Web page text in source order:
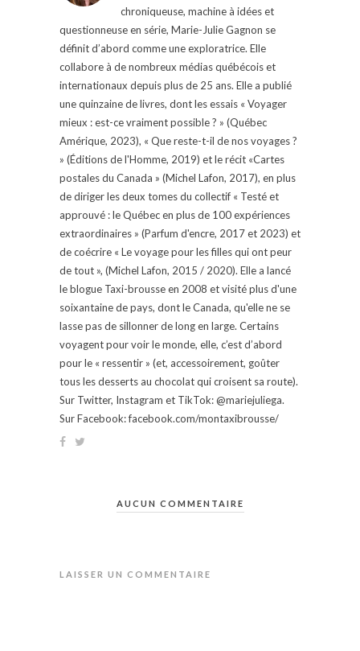
chroniqueuse, machine à idées et
questionneuse en série, Marie-Julie Gagnon se
définit d’abord comme une exploratrice. Elle
collabore à de nombreux médias québécois et
internationaux depuis plus de 25 ans. Elle a publié
une quinzaine de livres, dont les essais « Voyager
mieux : est-ce vraiment possible ? » (Québec
Amérique, 2023), « Que reste-t-il de nos voyages ?
» (Éditions de l'Homme, 2019) et le récit «Cartes
postales du Canada » (Michel Lafon, 2017), en plus
de diriger les deux tomes du collectif « Testé et
approuvé : le Québec en plus de 100 expériences
extraordinaires » (Parfum d'encre, 2017 et 2023) et
de coécrire « Le voyage pour les filles qui ont peur
de tout », (Michel Lafon, 2015 / 2020). Elle a lancé
le blogue Taxi-brousse en 2008 et visité plus d'une
soixantaine de pays, dont le Canada, qu'elle ne se
lasse pas de sillonner de long en large. Certains
voyagent pour voir le monde, elle, c’est d’abord
pour le « ressentir » (et, accessoirement, goûter
tous les desserts au chocolat qui croisent sa route).
Sur Twitter, Instagram et TikTok: @mariejuliega.
Sur Facebook: facebook.com/montaxibrousse/
AUCUN COMMENTAIRE
LAISSER UN COMMENTAIRE